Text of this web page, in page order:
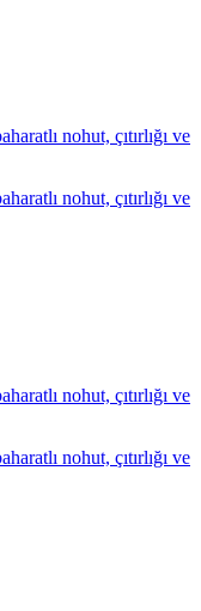
nohut, çıtırlığı ve
nohut, çıtırlığı ve
nohut, çıtırlığı ve
nohut, çıtırlığı ve